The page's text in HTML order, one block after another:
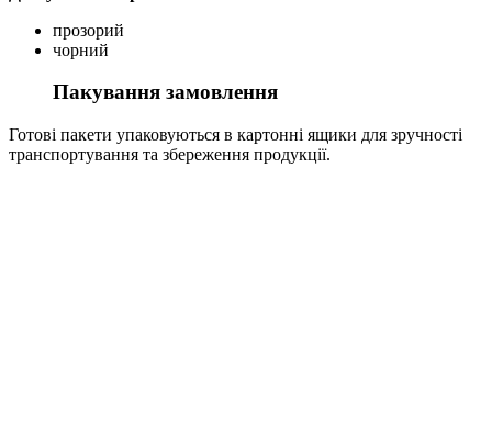
прозорий
чорний
Пакування замовлення
Готові пакети упаковуються в картонні ящики для зручності
транспортування та збереження продукції.